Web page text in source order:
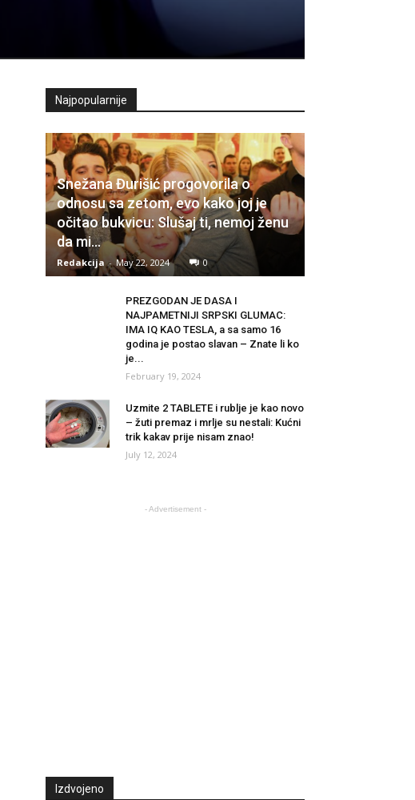
Najpopularnije
Snežana Đurišić progovorila o
odnosu sa zetom, evo kako joj je
očitao bukvicu: Slušaj ti, nemoj ženu
da mi…
Redakcija - May 22, 2024 0
PREZGODAN JE DASA I
NAJPAMETNIJI SRPSKI GLUMAC:
IMA IQ KAO TESLA, a sa samo 16
godina je postao slavan – Znate li ko
je...
February 19, 2024
Uzmite 2 TABLETE i rublje je kao novo
– žuti premaz i mrlje su nestali: Kućni
trik kakav prije nisam znao!
July 12, 2024
- Advertisement -
Izdvojeno